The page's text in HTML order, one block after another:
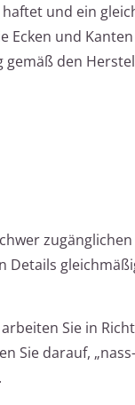
und ein
Ecken und
gemäß den
Details
Sie in
Sie darauf,